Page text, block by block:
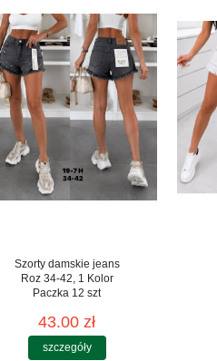
Szorty damskie jeans
Roz 34-42, 1 Kolor
Paczka 12 szt
43.00 zł
szczegóły